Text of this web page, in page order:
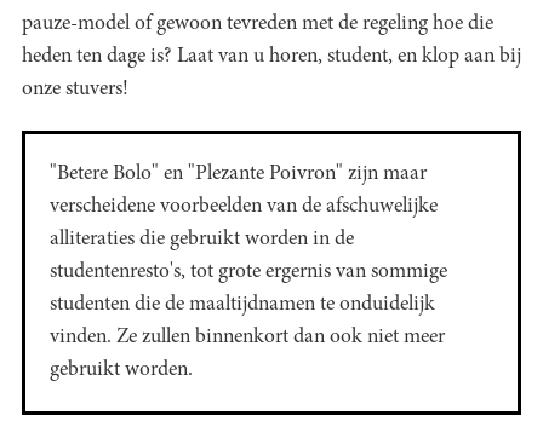
pauze-model of gewoon tevreden met de regeling hoe die
heden ten dage is? Laat van u horen, student, en klop aan bij
onze stuvers!
"Betere Bolo" en "Plezante Poivron" zijn maar
verscheidene voorbeelden van de afschuwelijke
alliteraties die gebruikt worden in de
studentenresto's, tot grote ergernis van sommige
studenten die de maaltijdnamen te onduidelijk
vinden. Ze zullen binnenkort dan ook niet meer
gebruikt worden.